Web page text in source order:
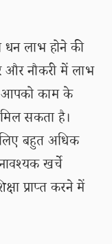
लाभ होने की
और नौकरी में लाभ
आपको काम के
सकता है।
बहुत अधिक
खर्चे
प्राप्त करने में